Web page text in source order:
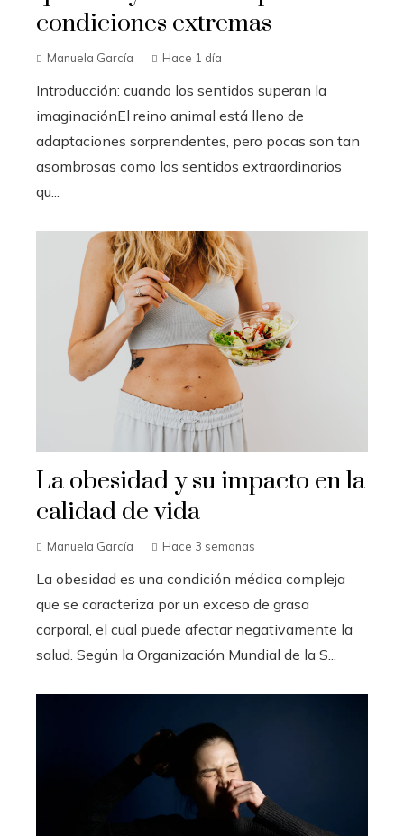
condiciones extremas
Manuela García Hace 1 día
Introducción: cuando los sentidos superan la
imaginaciónEl reino animal está lleno de
adaptaciones sorprendentes, pero pocas son tan
asombrosas como los sentidos extraordinarios
qu...
La obesidad y su impacto en la
calidad de vida
Manuela García Hace 3 semanas
La obesidad es una condición médica compleja
que se caracteriza por un exceso de grasa
corporal, el cual puede afectar negativamente la
salud. Según la Organización Mundial de la S...